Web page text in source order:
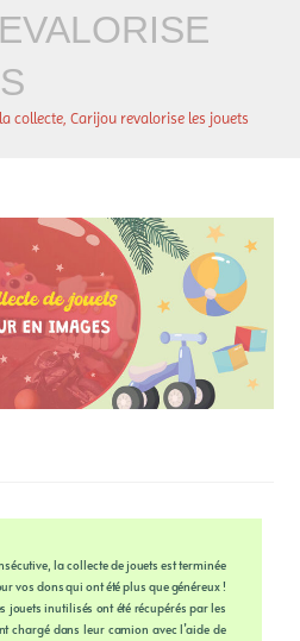
collecte, Carijou revalorise les jouets
la collecte de jouets est terminée
vos dons qui ont été plus que généreux !
jouets inutilisés ont été récupérés par les
chargé dans leur camion avec l’aide de